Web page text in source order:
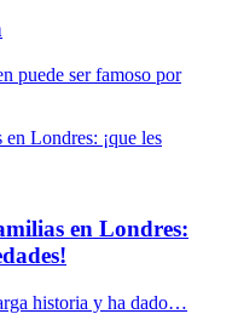
puede ser famoso por
en Londres:
historia y ha dado…